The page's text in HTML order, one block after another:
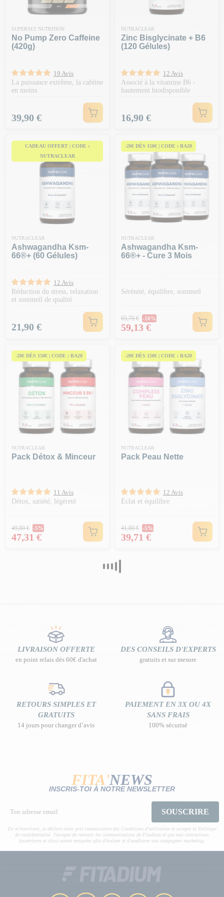
SUPERSET NUTRITION
No Pump Zero Caffeine
(420g)
19 Avis
La puissance extrême, la caféine
en moins
Prix
39,90 €
NUTRACLEAR
Zinc Bisglycinate + B6
(120 Gélules)
12 Avis
Associé à la vitamine B6 -
hautement biodisponible
Prix
16,90 €
CADEAU OFFERT | CODE :
NUTRACLEAR
NUTRACLEAR
Ashwagandha Ksm-
66®+ (60 Gélules)
12 Avis
Réduction du stress, relaxation
et sommeil de qualité
Prix
21,90 €
-20€ DÈS 150€ | CODE : BA20
NUTRACLEAR
Ashwagandha Ksm-
66®+ - Cure 3 Mois
Sérénité, équilibre, sommeil
Prix Normal
65,70 € -10%
Prix
59,13 €
-20€ DÈS 150€ | CODE : BA20
NUTRACLEAR
Pack Détox & Minceur
11 Avis
Détox, satiété, légèreté
Prix Normal
49,80 € -5%
Prix
47,31 €
-20€ DÈS 150€ | CODE : BA20
NUTRACLEAR
Pack Peau Nette
12 Avis
Éclat et équilibre
Prix Normal
41,80 € -5%
Prix
39,71 €
LIVRAISON OFFERTE
en point relais dès 60€ d'achat
DES CONSEILS D'EXPERTS
gratuits et sur mesure
RETOURS SIMPLES ET
GRATUITS
14 jours pour changer d’avis
PAIEMENT EN 3X OU 4X
SANS FRAIS
100% sécurisé
FITA'NEWS
INSCRIS-TOI À NOTRE NEWSLETTER
SOUSCRIRE
En m'inscrivant, je déclare avoir pris connaissance des Conditions d’utilisation et accepte la Politique
de confidentialité. J'accepte de recevoir les communications de Fitadium et que mes interactions
(ouvertures et clics) soient mesurées afin d'évaluer et d'améliorer nos campagnes marketing.